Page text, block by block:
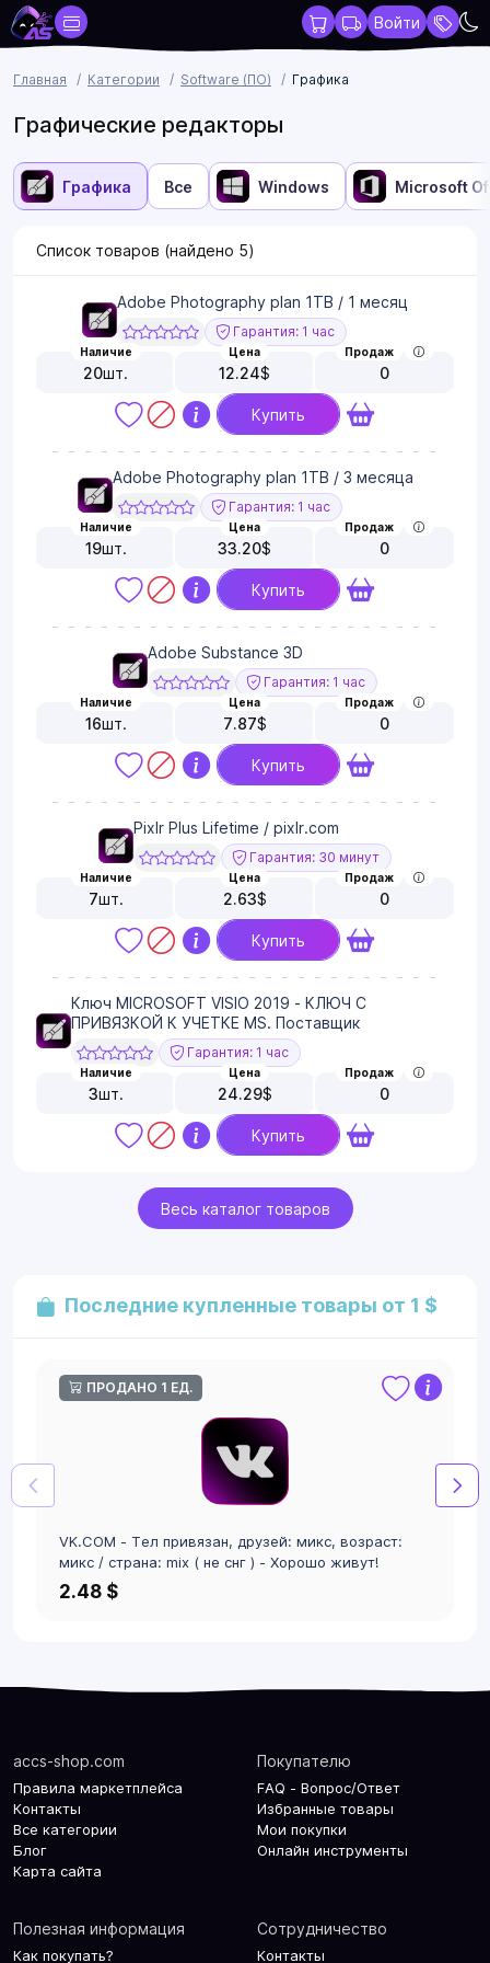
Войти
Главная Категории Software (ПО) Графика
Графические редакторы
Все Windows Microsoft
Графика
Список товаров (найдено 5)
Adobe Photography plan 1TB / 1 месяц
Гарантия: 1 час
Наличие
20шт.
Цена
12.24$
Продаж
0
Купить
Adobe Photography plan 1TB / 3 месяца
Гарантия: 1 час
Наличие
19шт.
Цена
33.20$
Продаж
0
Купить
Adobe Substance 3D
Гарантия: 1 час
Наличие
16шт.
Цена
7.87$
Продаж
0
Купить
Pixlr Plus Lifetime / pixlr.com
Гарантия: 30 минут
Наличие
7шт.
Цена
2.63$
Продаж
0
Купить
Ключ MICROSOFT VISIO 2019 - КЛЮЧ С
ПРИВЯЗКОЙ К УЧЕТКЕ MS. Поставщик
Гарантия: 1 час
Наличие
3шт.
Цена
24.29$
Продаж
0
Купить
Весь каталог товаров
Последние купленные товары от 1 $
ПРОДАНО 1 ЕД.
VK.COM - Тел привязан, друзей: микс, возраст:
микс / страна: mix ( не снг ) - Хорошо живут!
2.48 $
accs-shop.com
Правила маркетплейса
Контакты
Все категории
Блог
Карта сайта
Покупателю
FAQ - Вопрос/Ответ
Избранные товары
Мои покупки
Онлайн инструменты
Полезная информация
Как покупать?
Сотрудничество
Контакты